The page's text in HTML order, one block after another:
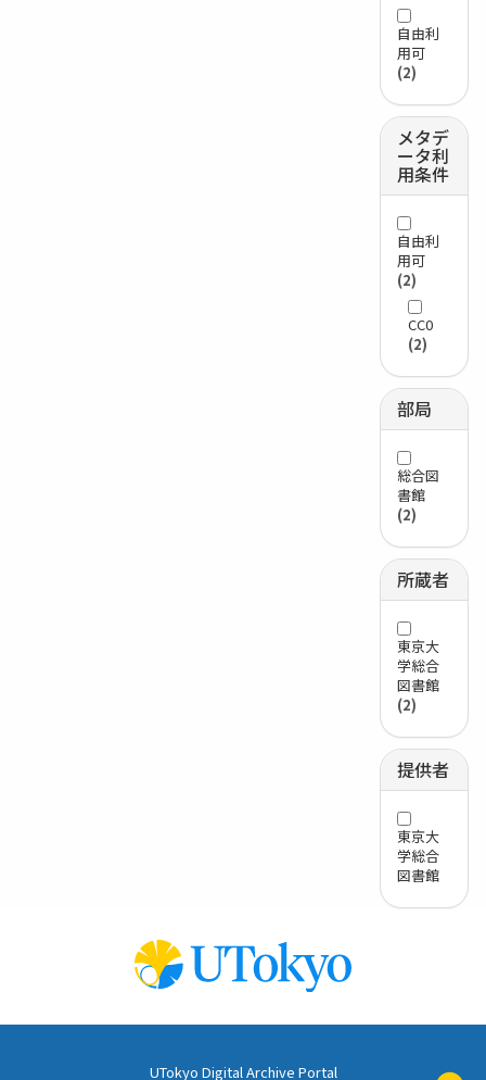
自由利
用可
(2)
メタデ
ータ利
用条件
自由利
用可
(2)
CC0
(2)
部局
総合図
書館
(2)
所蔵者
東京大
学総合
図書館
(2)
提供者
東京大
学総合
図書館
UTokyo Digital Archive Portal